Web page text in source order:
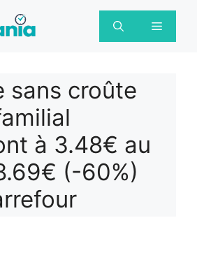
Menu
sans croûte
à 3.48€ au
(-60%)